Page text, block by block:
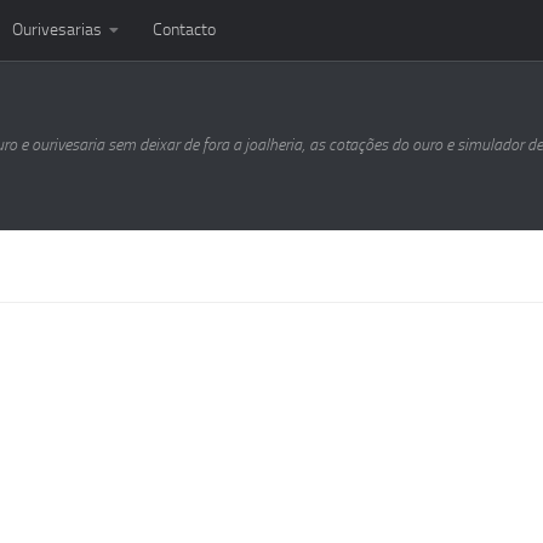
Ourivesarias Contacto
e ourivesaria sem deixar de fora a joalheria, as cotações do ouro e simulador